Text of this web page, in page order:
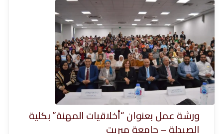
ورشة عمل بعنوان “أخلاقيات المهنة” بكلية
الصيدلة – جامعة ميريت